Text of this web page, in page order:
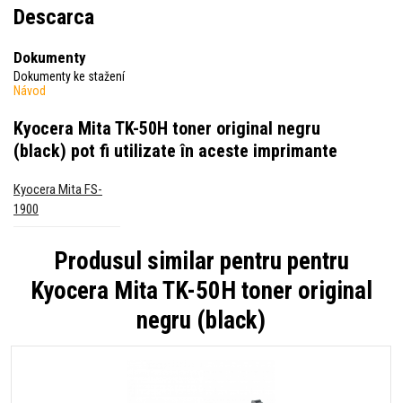
Descarca
Dokumenty
Dokumenty ke stažení
Návod
Kyocera Mita TK-50H toner original negru
(black) pot fi utilizate în aceste imprimante
Kyocera Mita FS-
1900
Produsul similar pentru pentru
Kyocera Mita TK-50H toner original
negru (black)